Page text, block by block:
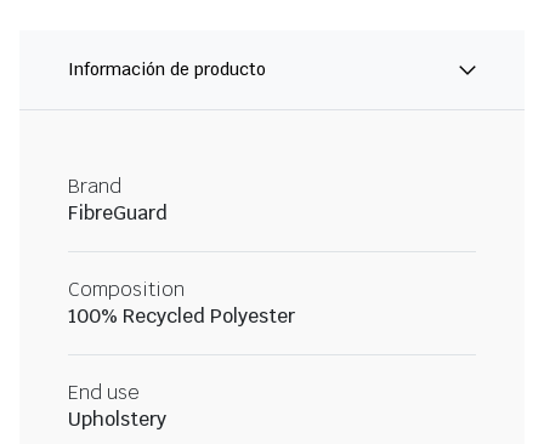
Información de producto
Brand
FibreGuard
Composition
100% Recycled Polyester
End use
Upholstery